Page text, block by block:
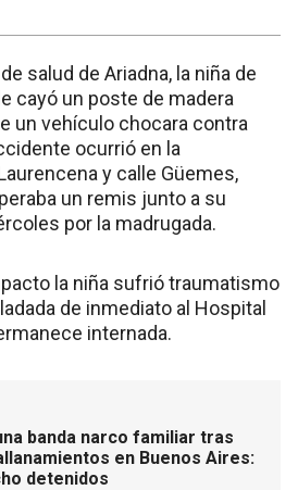
salud de Ariadna, la niña de
cayó un poste de madera
un vehículo chocara contra
ocurrió en la
y calle Güemes,
un remis junto a su
por la madrugada.
la niña sufrió traumatismo
de inmediato al Hospital
internada.
banda narco familiar tras
en Buenos Aires:
detenidos